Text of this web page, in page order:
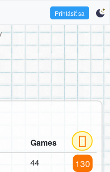
Prihlásiť sa
Games
44 130